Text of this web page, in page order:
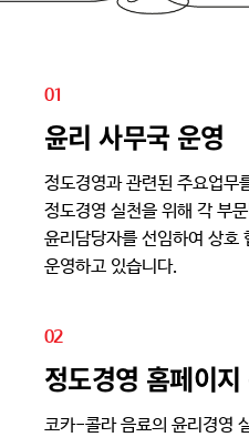
01
윤리 사무국 운영
정도경영과 관련된 주요업무
정도경영 실천을 위해 각 부
윤리담당자를 선임하여 상호
운영하고 있습니다.
02
정도경영 홈페이지
코카-콜라 음료의 윤리경영